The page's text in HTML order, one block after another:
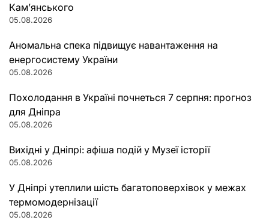
Кам’янського
05.08.2026
Аномальна спека підвищує навантаження на
енергосистему України
05.08.2026
Похолодання в Україні почнеться 7 серпня: прогноз
для Дніпра
05.08.2026
Вихідні у Дніпрі: афіша подій у Музеї історії
05.08.2026
У Дніпрі утеплили шість багатоповерхівок у межах
термомодернізації
05.08.2026